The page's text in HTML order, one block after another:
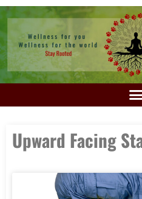
Upward Facing